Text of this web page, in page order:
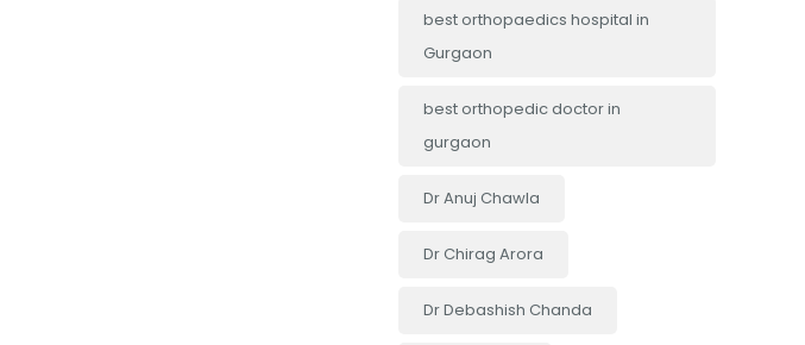
best orthopaedics hospital in
Gurgaon
best orthopedic doctor in
gurgaon
Dr Anuj Chawla
Dr Chirag Arora
Dr Debashish Chanda